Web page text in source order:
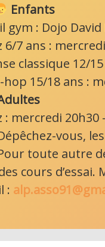
Enfants
gym : Dojo
6/7 ans :
classique 12/
hop 15/18 ans :
: mercredi
vous,
toute autre
cours
: